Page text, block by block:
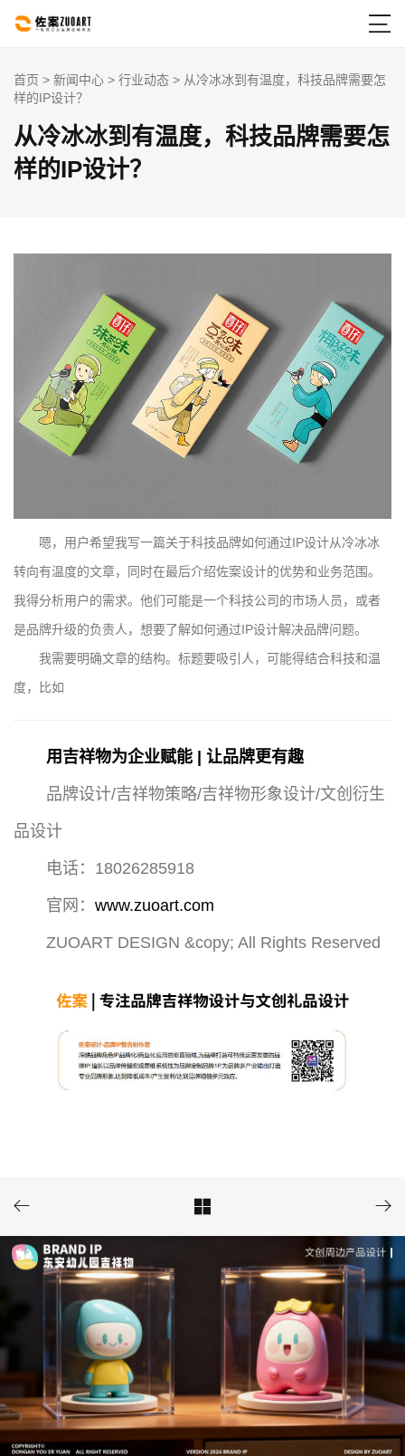

首页 > 新闻中心 > 行业动态 > 从冷冰冰到有温度，科技品牌需要怎
样的IP设计？
从冷冰冰到有温度，科技品牌需要怎
样的IP设计？
嗯，用户希望我写一篇关于科技品牌如何通过IP设计从冷冰冰
转向有温度的文章，同时在最后介绍佐案设计的优势和业务范围。
我得分析用户的需求。他们可能是一个科技公司的市场人员，或者
是品牌升级的负责人，想要了解如何通过IP设计解决品牌问题。
我需要明确文章的结构。标题要吸引人，可能得结合科技和温
度，比如
用吉祥物为企业赋能 | 让品牌更有趣
品牌设计/吉祥物策略/吉祥物形象设计/文创衍生
品设计
电话：18026285918
官网： www.zuoart.com
ZUOART DESIGN &copy; All Rights Reserved
  